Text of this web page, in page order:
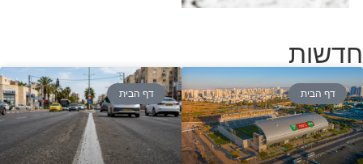
חדשות
דף הבית דף הבית